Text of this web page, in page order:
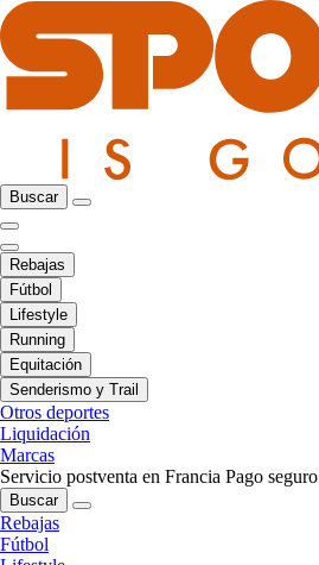
Buscar
Rebajas
Fútbol
Lifestyle
Running
Equitación
Senderismo y Trail
Otros deportes
Liquidación
Marcas
Servicio postventa en Francia Pago seguro
Buscar
Rebajas
Fútbol